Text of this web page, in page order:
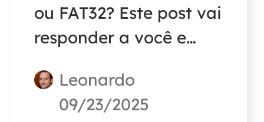
ou FAT32? Este post vai
responder a você e
simples de formatar
um cartão SD do
Leonardo
09/23/2025